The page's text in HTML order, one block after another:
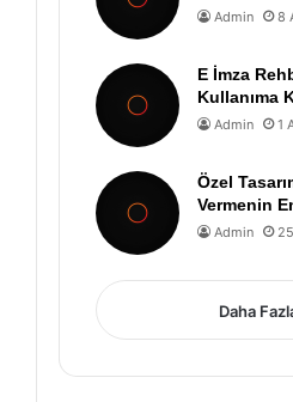
Admin 8
E İmza
Kullanıma
Admin 1
Özel
Vermenin
Admin
Daha